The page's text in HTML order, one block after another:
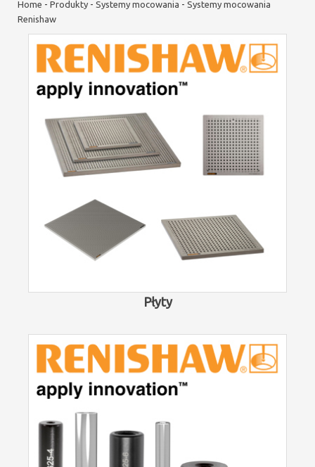
Home - Produkty - Systemy mocowania - Systemy mocowania
Renishaw
Płyty